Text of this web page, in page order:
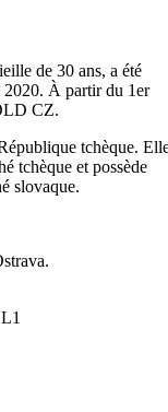
de 30 ans, a été
À partir du 1er
CZ.
tchèque.
tchèque et possède
slovaque.